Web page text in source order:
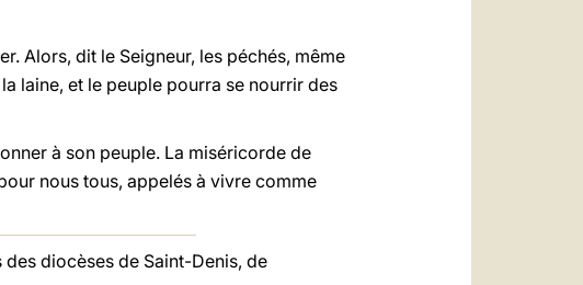
Alors, dit le Seigneur, les péchés, même
laine, et le peuple pourra se nourrir des
à son peuple. La miséricorde de
nous tous, appelés à vivre comme
diocèses de Saint-Denis, de